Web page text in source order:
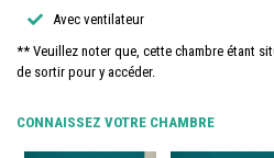
Avec ventilateur
** Veuillez noter que, cette chambre étant
de sortir pour y accéder.
CONNAISSEZ VOTRE CHAMBRE